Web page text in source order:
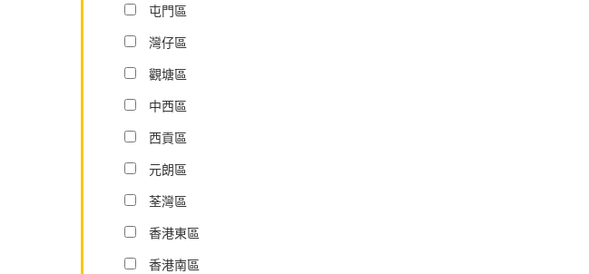
屯門區
灣仔區
觀塘區
中西區
西貢區
元朗區
荃灣區
香港東區
香港南區